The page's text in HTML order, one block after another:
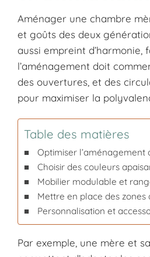
Aménager une chambre
et goûts des deux
aussi empreint
l’aménagement doit
des ouvertures, et des
pour maximiser la
Table des matières
Optimiser
Choisir des couleurs
Mobilier modulable et
Mettre en place des
Personnalisation et
Par exemple, une mère et